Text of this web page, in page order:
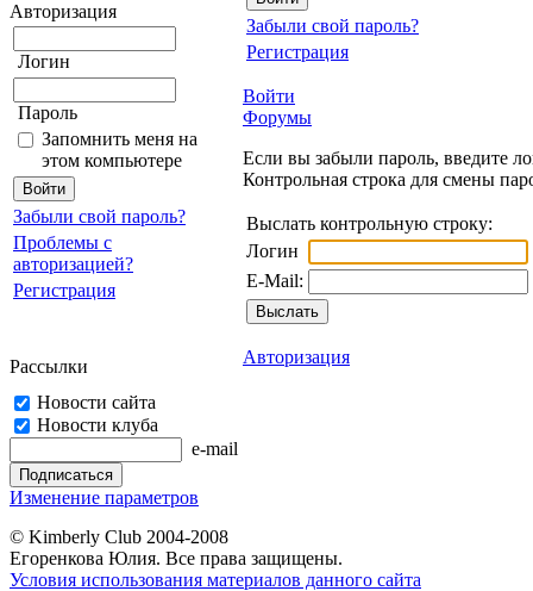
Авторизация
Логин
Пароль
Запомнить меня на
этом компьютере
Забыли свой пароль?
Проблемы с
авторизацией?
Регистрация
Рассылки
Новости сайта
Новости клуба
e-mail
Изменение параметров
Забыли свой пароль?
Регистрация
Войти
Форумы
Если вы забыли пароль, введите
Контрольная строка для смены
Выслать контрольную строку:
Логин
E-Mail:
Авторизация
© Kimberly Club 2004-2008
Егоренкова Юлия. Все права защищены.
Условия использования материалов данного сайта